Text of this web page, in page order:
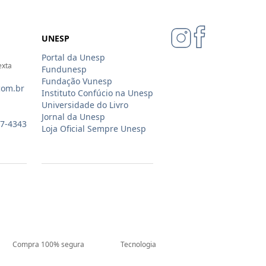
4343
UNESP
Portal da Unesp
Fundunesp
Fundação Vunesp
Instituto Confúcio na Unesp
Universidade do Livro
Jornal da Unesp
Loja Oficial Sempre Unesp
Compra 100% segura Tecnologia